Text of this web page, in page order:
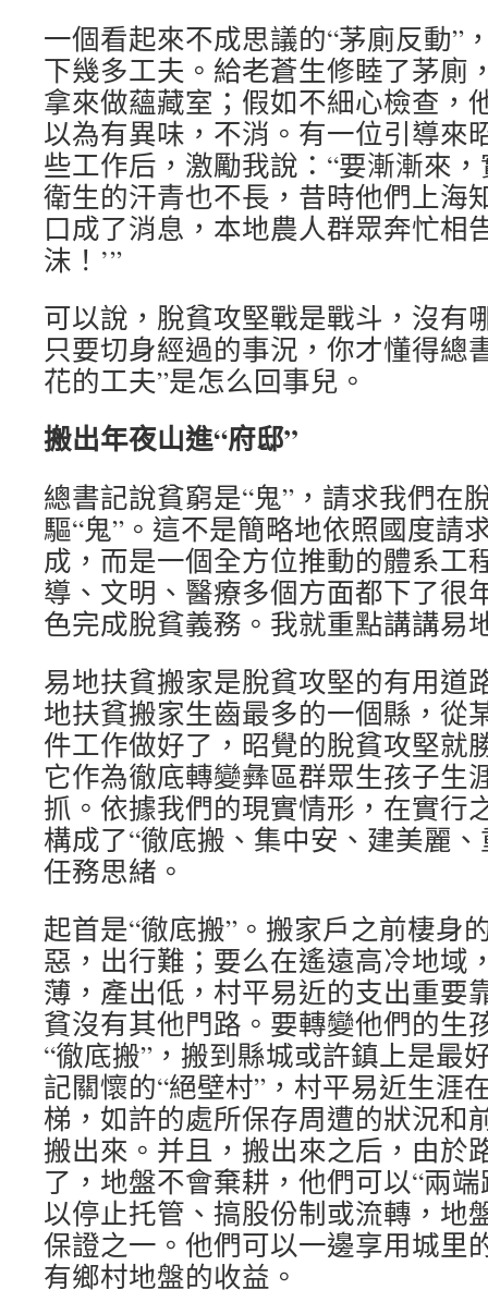
一個看起來不成思議的“茅廁反動”
下幾多工夫。給老蒼生修睦了茅廁
拿來做蘊藏室；假如不細心檢查，
以為有異味，不消。有一位引導來
些工作后，激勵我說：“要漸漸來
衛生的汗青也不長，昔時他們上海
口成了消息，本地農人群眾奔忙相
沫！’”
可以說，脫貧攻堅戰是戰斗，沒有
只要切身經過的事況，你才懂得總
花的工夫”是怎么回事兒。
搬出年夜山進“府邸”
總書記說貧窮是“鬼”，請求我們在
驅“鬼”。這不是簡略地依照國度請
成，而是一個全方位推動的體系工
導、文明、醫療多個方面都下了很
色完成脫貧義務。我就重點講講易
易地扶貧搬家是脫貧攻堅的有用道
地扶貧搬家生齒最多的一個縣，從
件工作做好了，昭覺的脫貧攻堅就
它作為徹底轉變彝區群眾生孩子生
抓。依據我們的現實情形，在實行
構成了“徹底搬、集中安、建美麗
任務思緒。
起首是“徹底搬”。搬家戶之前棲身
惡，出行難；要么在遙遠高冷地域
薄，產出低，村平易近的支出重要
貧沒有其他門路。要轉變他們的生
“徹底搬”，搬到縣城或許鎮上是最
記關懷的“絕壁村”，村平易近生涯
梯，如許的處所保存周遭的狀況和
搬出來。并且，搬出來之后，由於
了，地盤不會棄耕，他們可以“兩
以停止托管、搞股份制或流轉，地
保證之一。他們可以一邊享用城里
有鄉村地盤的收益。